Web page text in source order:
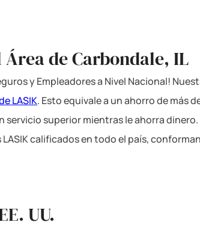
de Carbondale, IL
y Empleadores a Nivel Nacional!
LASIK. Esto equivale a un ahorro de más
superior mientras le ahorra
calificados en todo el país,
UU.